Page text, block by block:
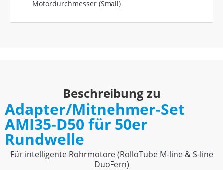
Motordurchmesser (Small)
Beschreibung zu
Adapter/Mitnehmer-Set
AMI35-D50 für 50er
Rundwelle
Für intelligente Rohrmotore (RolloTube M-line & S-line
DuoFern)